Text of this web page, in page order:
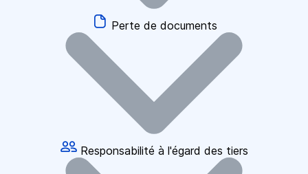
Perte de documents
Responsabilité à l'égard des tiers